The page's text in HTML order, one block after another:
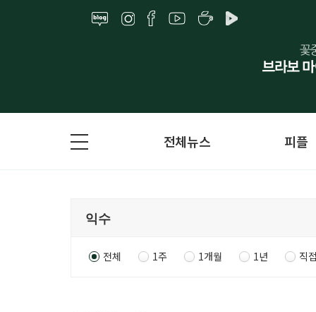
전체뉴스 피플
전체 1주 1개월 1년 직